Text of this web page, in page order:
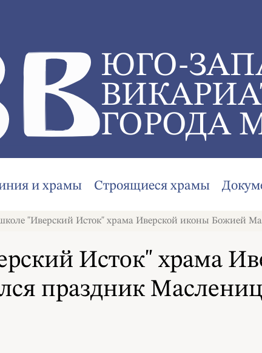
ЮГО-
ГОРОДА
и храмы Строящиеся храмы
"Иверский Исток" храма Иверской иконы Божией
Исток" храма
праздник